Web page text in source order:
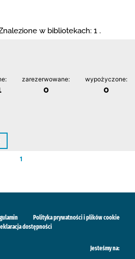
w bibliotekach: 1 .
zarezerwowane:
0
wypożyczone:
0
1
Polityka prywatności i plików cookie
dostępności
Jesteśmy na: